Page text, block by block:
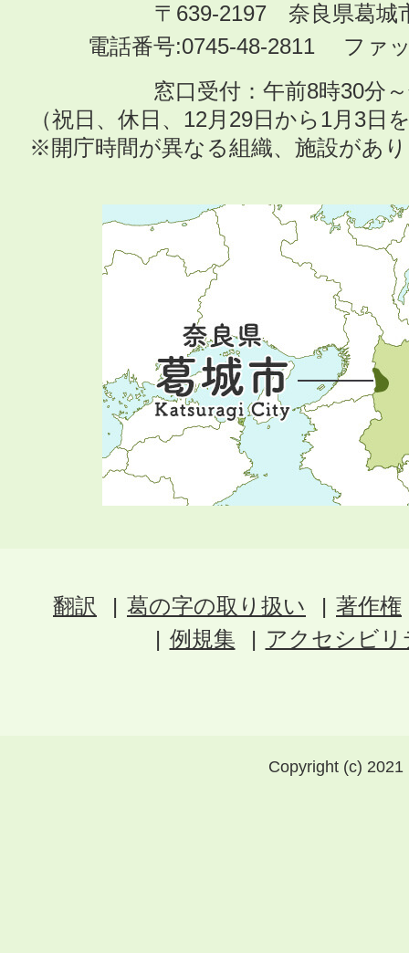
〒639-2197 奈良県葛城
電話番号:0745-48-2811 ファ
窓口受付：午前8時30分
（祝日、休日、12月29日から1月3日
※開庁時間が異なる組織、施設があ
翻訳 葛の字の取り扱い
著作権
例規集
アクセシビ
Copyright (c)